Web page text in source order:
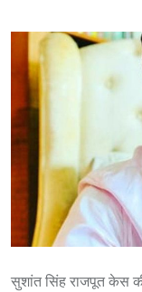
सुशांत सिंह राजपूत केस